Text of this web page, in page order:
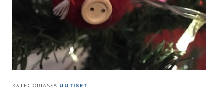
KATEGORIASSA UUTISET